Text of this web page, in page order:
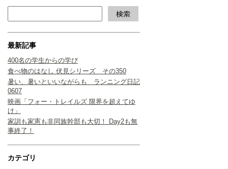
最新記事
400名の学生からの学び
食べ物のはなし 伏見シリーズ その350
暑い、暑いといいながらも ランニング日記
0607
映画「フォー・トレイルズ 限界を超えてゆ
け」
家訓も家憲も非同族幹部も大切！ Day2も無
事終了！
カテゴリ